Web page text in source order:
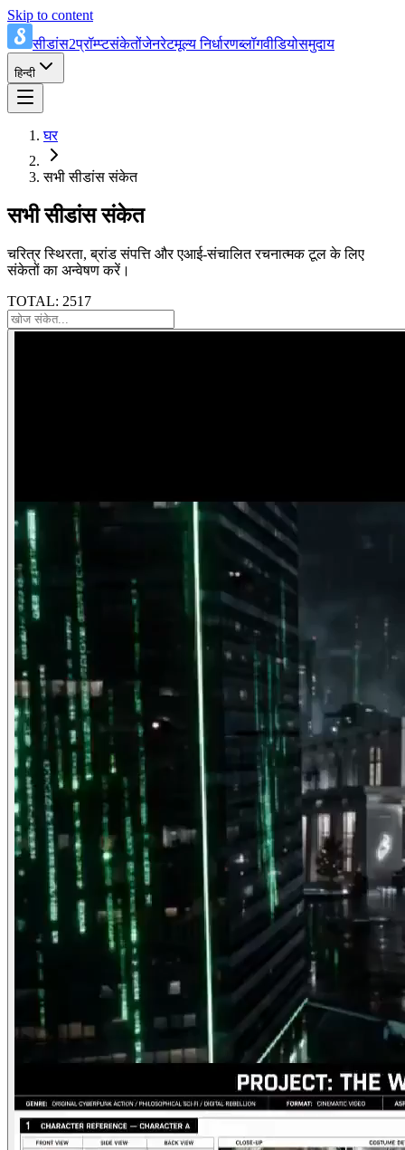
Skip to content
सीडांस2प्रॉम्प्टसंकेतोंजेनरेटमूल्य निर्धारणब्लॉगवीडियोसमुदाय
हिन्दी
घर
सभी सीडांस संकेत
सभी सीडांस संकेत
चरित्र स्थिरता, ब्रांड संपत्ति और एआई-संचालित रचनात्मक टूल के लिए
संकेतों का अन्वेषण करें।
TOTAL: 2517